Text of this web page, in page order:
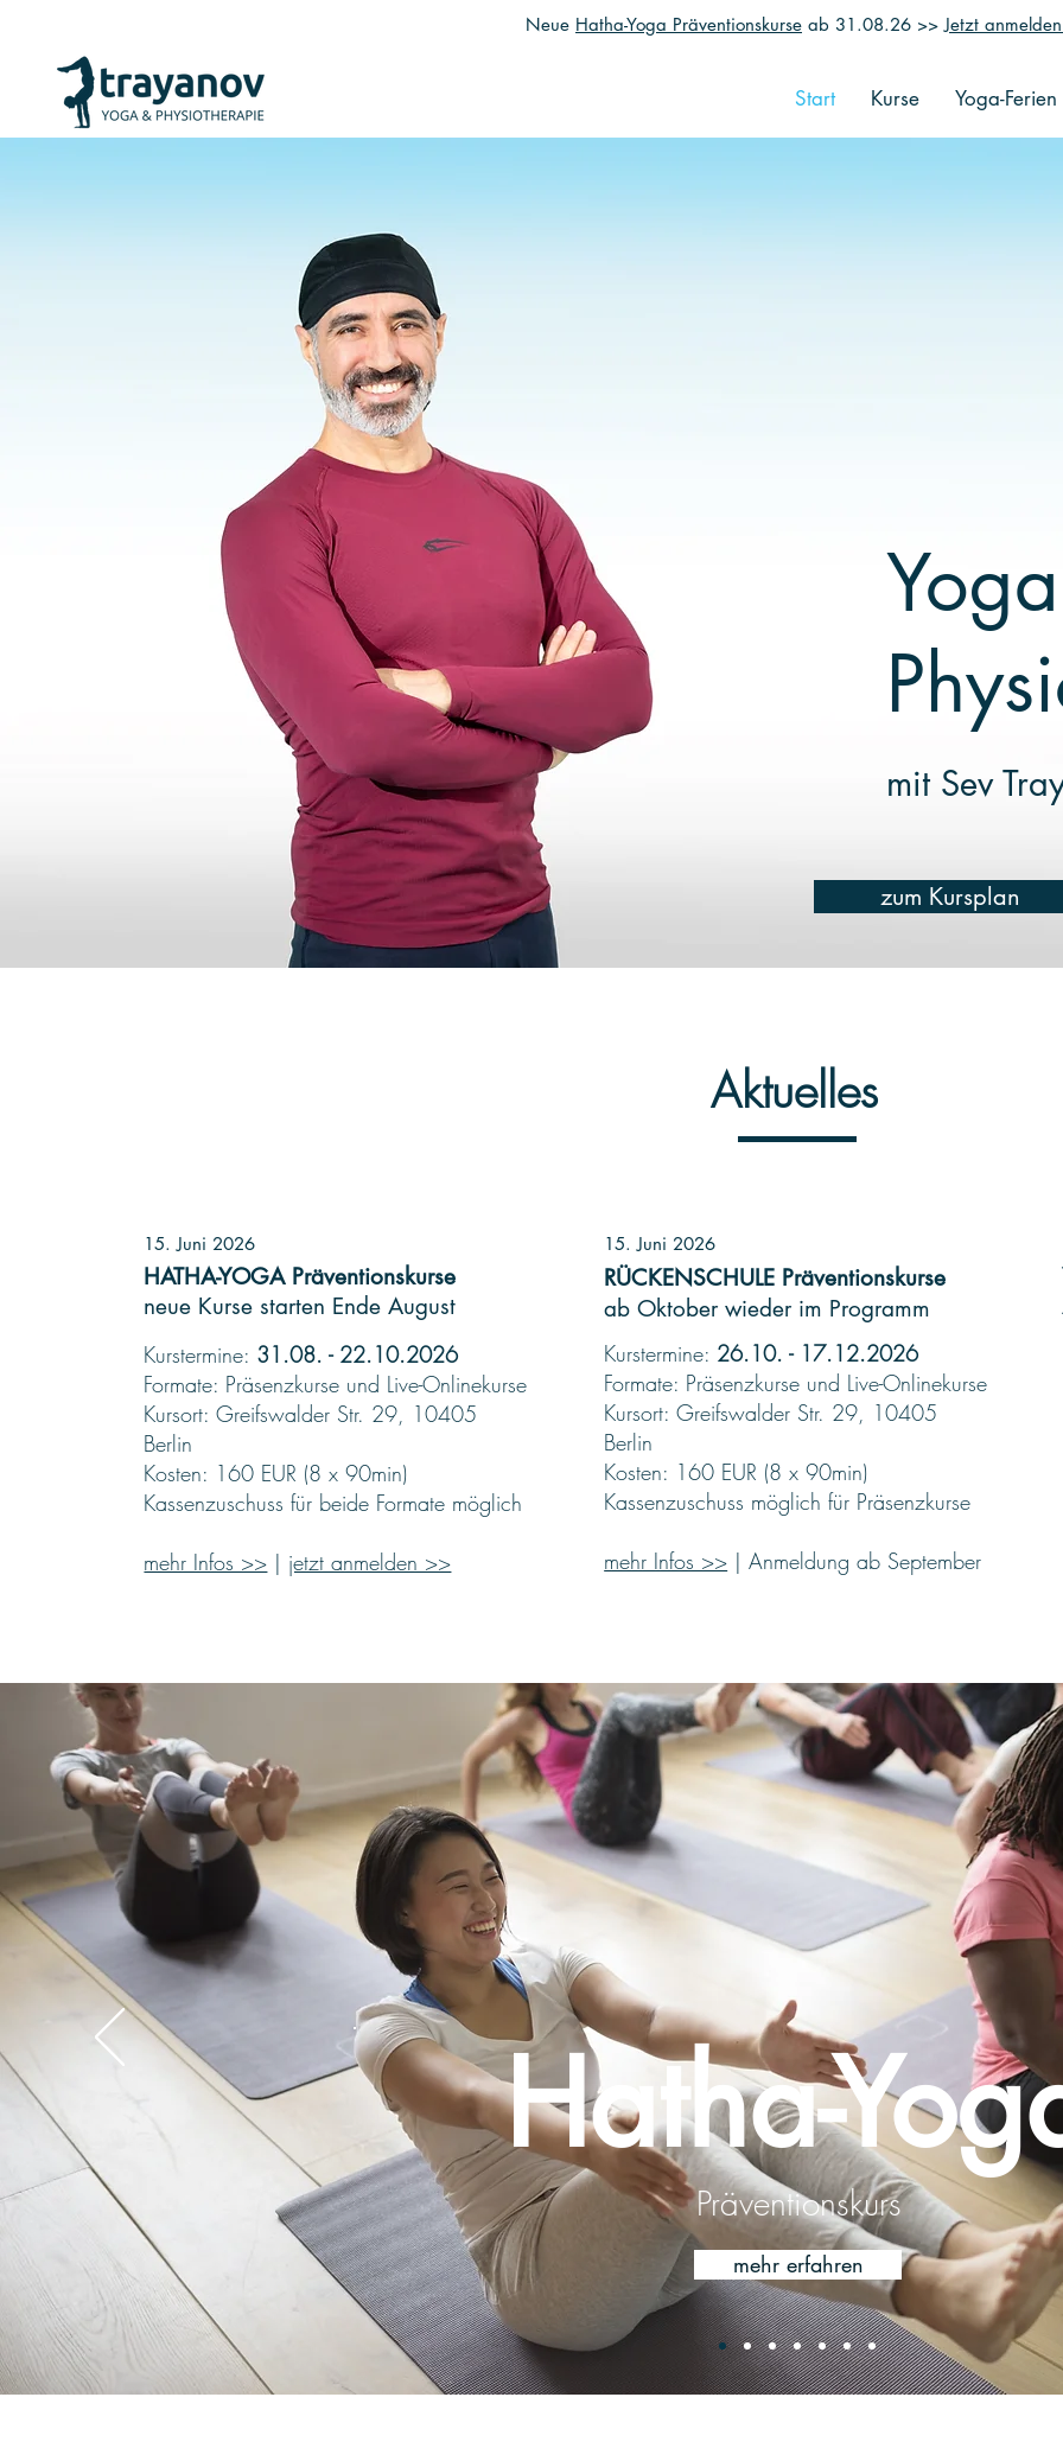
Neue Hatha-Yoga Präventionskurse ab 31.08.26 >>Jetzt
Start Kurse Yoga-Ferien
mit Sev
zum Kursplan
Aktuelles
15. Juni 2026
HATHA-YOGA Präventionskurse
neue Kurse starten Ende August
Kurstermine: 31.08. - 22.10.2026
Formate: Präsenzkurse und Live-Onlinekurse
Kursort: Greifswalder Str. 29, 10405
Berlin
Kosten: 160 EUR (8 x 90min)
Kassenzuschuss für beide Formate möglich
mehr Infos >> | jetzt anmelden >>
15. Juni 2026
RÜCKENSCHULE Präventionskurse
ab Oktober wieder im Programm
Kurstermine: 26.10. - 17.12.2026
Formate: Präsenzkurse und Live-Onlinekurse
Kursort: Greifswalder Str. 29, 10405
Berlin
Kosten: 160 EUR (8 x 90min)
Kassenzuschuss möglich für Präsenzkurse
mehr Infos >> | Anmeldung ab September
Hatha-
Präventionskurs
mehr erfahren